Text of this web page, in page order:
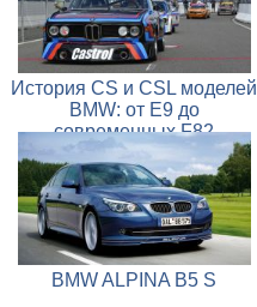
История CS и CSL моделей
BMW: от E9 до
современных F82
BMW ALPINA B5 S